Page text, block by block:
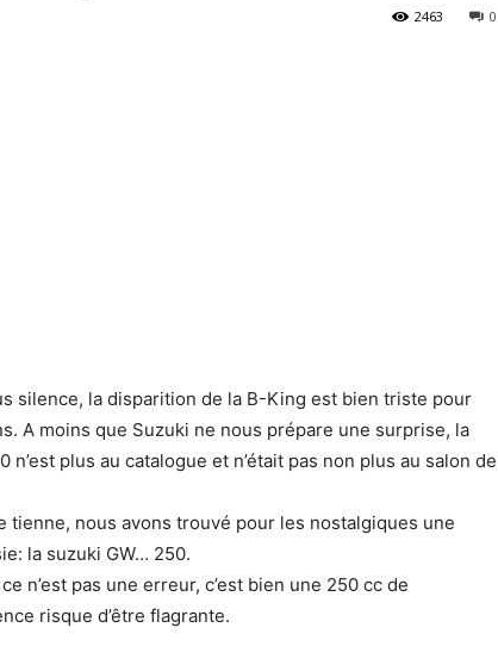
0
2463
silence, la disparition de la B-King est bien triste pour
A moins que Suzuki ne nous prépare une surprise, la
n’est plus au catalogue et n’était pas non plus au salon de
tienne, nous avons trouvé pour les nostalgiques une
la suzuki GW… 250.
n’est pas une erreur, c’est bien une 250 cc de
risque d’être flagrante.